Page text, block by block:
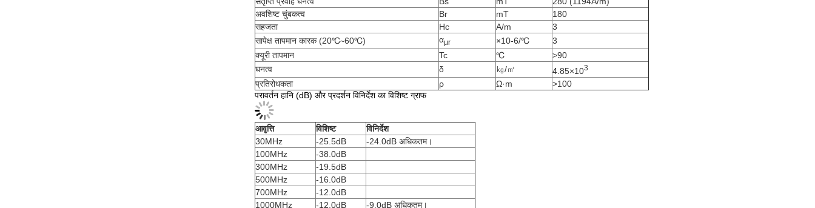
अवशिष्ट चुंबकत्व
Br mT
180
सहजता
Hc A/m
3
सापेक्ष तापमान कारक (20℃∼60℃)
αμr ×10-6/℃
3
क्यूरी तापमान
Tc ℃
>90
घनत्व
δ ㎏/㎥ 4.85×103
प्रतिरोधकता ρ Ω·m
>100
परावर्तन हानि (dB) और प्रदर्शन विनिर्देश का विशिष्ट ग्राफ
आवृत्ति विशिष्ट
विनिर्देश
30MHz
-25.5dB
-24.0dB अधिकतम।
100MHz
-38.0dB
300MHz
-19.5dB
500MHz
-16.0dB
700MHz
-12.0dB
1000MHz
-12.0dB -9.0dB अधिकतम।